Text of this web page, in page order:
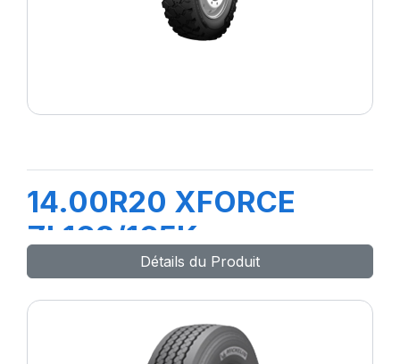
14.00R20 XFORCE
ZL168/165K
Détails du Produit